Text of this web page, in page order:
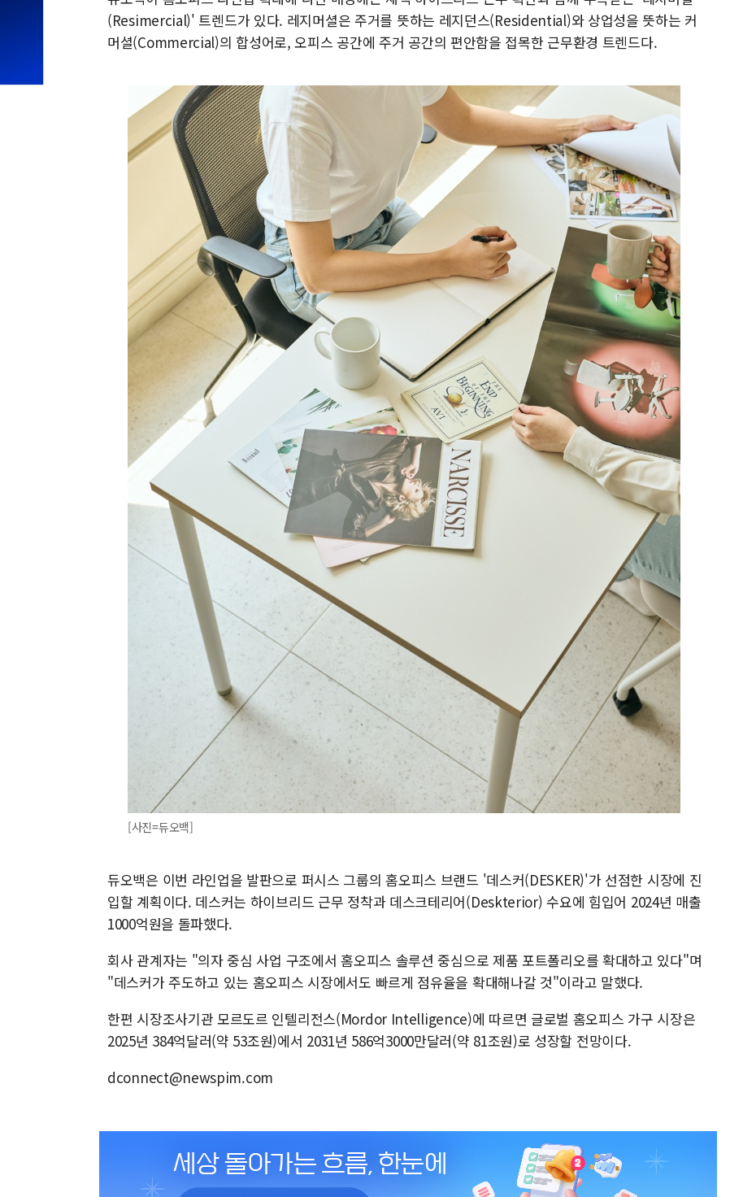
(Resimercial)' 트렌드가 있다. 레지머셜은 주거를 뜻하는 레지던스(Residential)와 상업성을 뜻하는 커
머셜(Commercial)의 합성어로, 오피스 공간에 주거 공간의 편안함을 접목한 근무환경 트렌드다.
[사진=듀오백]
듀오백은 이번 라인업을 발판으로 퍼시스 그룹의 홈오피스 브랜드 '데스커(DESKER)'가 선점한 시장에 진
입할 계획이다. 데스커는 하이브리드 근무 정착과 데스크테리어(Deskterior) 수요에 힘입어 2024년 매출
1000억원을 돌파했다.
회사 관계자는 "의자 중심 사업 구조에서 홈오피스 솔루션 중심으로 제품 포트폴리오를 확대하고 있다"며
"데스커가 주도하고 있는 홈오피스 시장에서도 빠르게 점유율을 확대해나갈 것"이라고 말했다.
한편 시장조사기관 모르도르 인텔리전스(Mordor Intelligence)에 따르면 글로벌 홈오피스 가구 시장은
2025년 384억달러(약 53조원)에서 2031년 586억3000만달러(약 81조원)로 성장할 전망이다.
dconnect@newspim.com